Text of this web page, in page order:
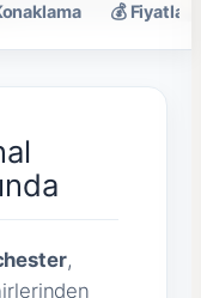
💰 Fiyatlar
,